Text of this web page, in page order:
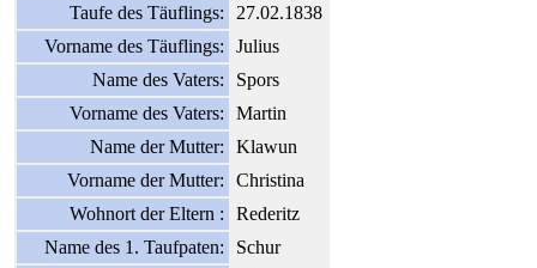
Taufe des Täuflings:
27.02.1838
Vorname des Täuflings:
Julius
Name des Vaters:
Spors
Vorname des Vaters:
Martin
Name der Mutter:
Klawun
Vorname der Mutter:
Christina
Wohnort der Eltern :
Rederitz
Name des 1. Taufpaten:
Schur